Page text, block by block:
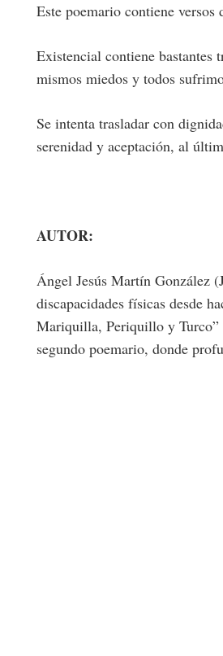
Este poemario contiene
Existencial contiene bastantes
mismos miedos y todos
Se intenta trasladar con
serenidad y aceptación, al
AUTOR:
Ángel Jesús Martín González
discapacidades físicas desde
Mariquilla, Periquillo y Turco”
segundo poemario, donde